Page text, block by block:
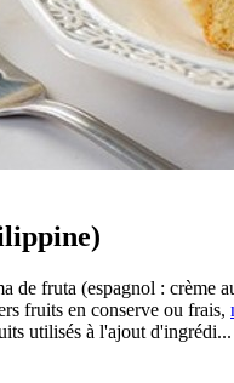
de fruta (espagnol : crème
fruits en conserve ou frais,
utilisés à l'ajout d'ingrédi...